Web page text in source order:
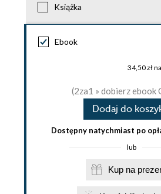
Książka
Ebook
34,50 zł
Dodaj do
Dostępny natychmiast po
lub
Kup na